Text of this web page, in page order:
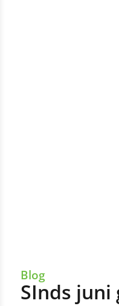
Blog
SInds juni